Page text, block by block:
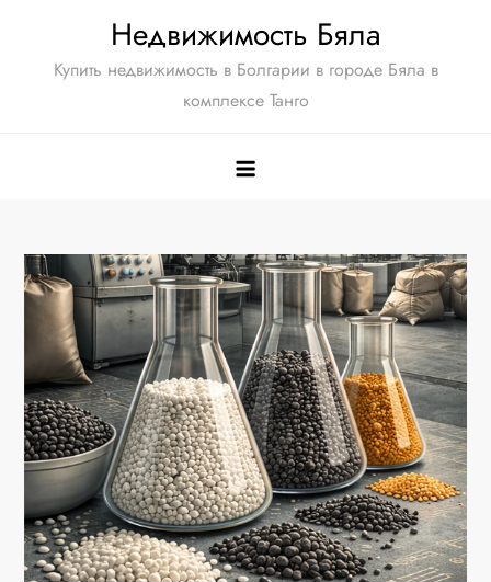
содержимому
Недвижимость Бяла
Купить недвижимость в Болгарии в городе Бяла в
комплексе Танго